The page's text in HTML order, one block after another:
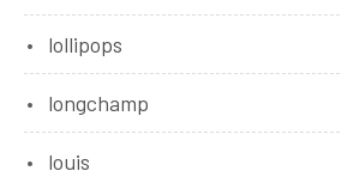
lollipops
longchamp
louis